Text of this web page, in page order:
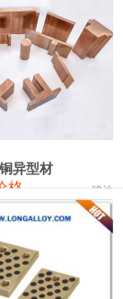
400
100
100
异型材
格 骏达